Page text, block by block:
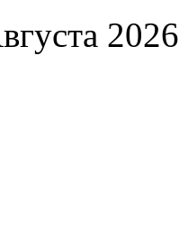
2026